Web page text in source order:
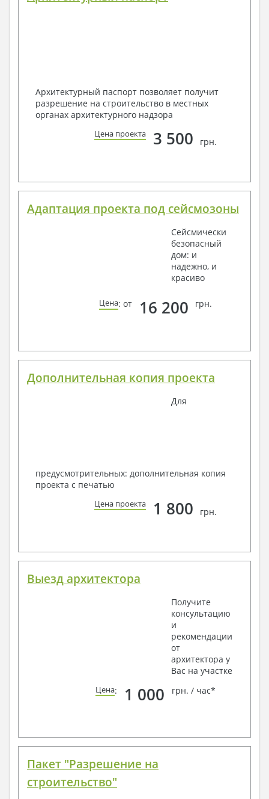
Архитектурный паспорт позволяет получит
разрешение на строительство в местных
органах архитектурного надзора
Цена проекта 3 500 грн.
Адаптация проекта под сейсмозоны
Сейсмически
безопасный
дом: и
надежно, и
красиво
Цена: от 16 200 грн.
Дополнительная копия проекта
Для
предусмотрительных: дополнительная копия
проекта с печатью
Цена проекта 1 800 грн.
Выезд архитектора
Получите
консультацию
и
рекомендации
от
архитектора у
Вас на участке
Цена: 1 000 грн. / час*
Пакет "Разрешение на
строительство"